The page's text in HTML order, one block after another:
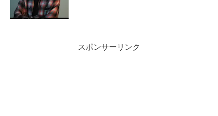
スポンサーリンク